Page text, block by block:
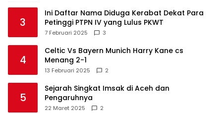
3
Ini Daftar Nama Diduga Kerabat Dekat Para
Petinggi PTPN IV yang Lulus PKWT
7 Februari 2025 3
4
Celtic Vs Bayern Munich Harry Kane cs
Menang 2-1
13 Februari 2025 2
5
Sejarah Singkat Imsak di Aceh dan
Pengaruhnya
22 Maret 2025 2